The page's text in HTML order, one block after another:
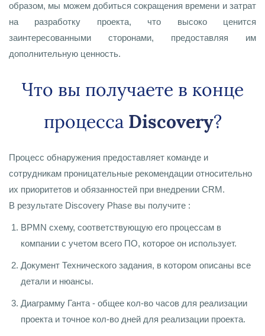
образом, мы можем добиться сокращения времени и затрат
на разработку проекта, что высоко ценится
заинтересованными сторонами, предоставляя им
дополнительную ценность.
Что вы получаете в конце
процесса Discovery?
Процесс обнаружения предоставляет команде и
сотрудникам проницательные рекомендации относительно
их приоритетов и обязанностей при внедрении CRM.
В результате Discovery Phase вы получите :
BPMN схему, соответствующую его процессам в
компании с учетом всего ПО, которое он использует.
Документ Технического задания, в котором описаны все
детали и нюансы.
Диаграмму Ганта - общее кол-во часов для реализации
проекта и точное кол-во дней для реализации проекта.